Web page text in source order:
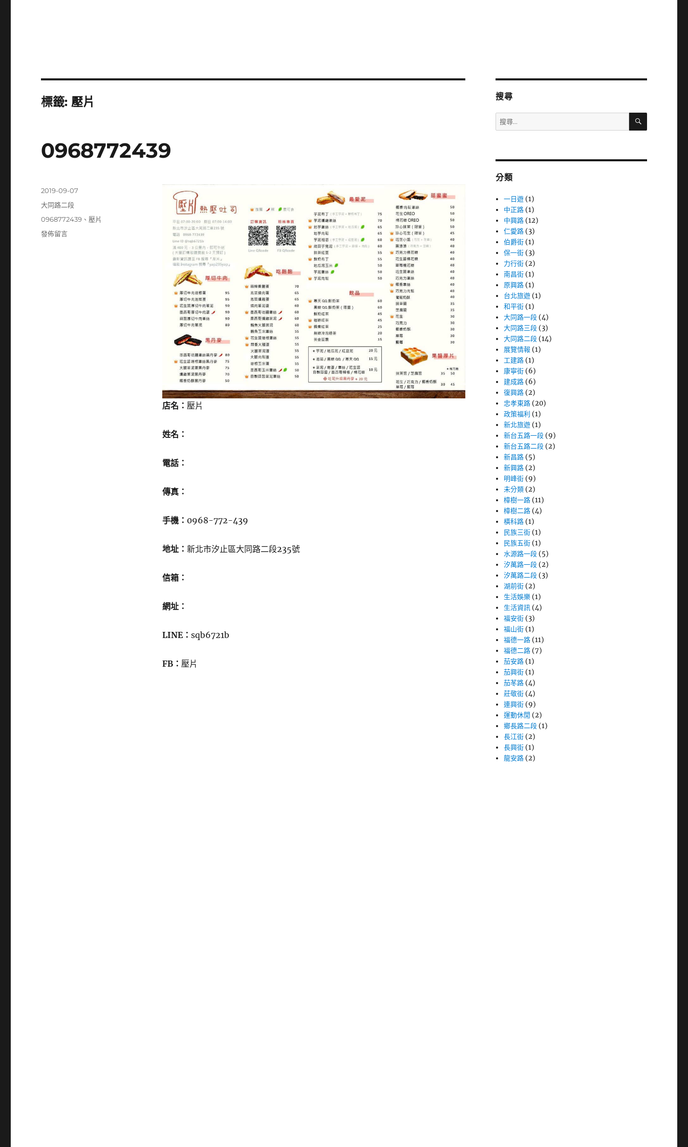
標籤: 壓片
0968772439
店名： 壓片
姓名：
電話：
傳真：
手機： 0968-772-439
地址： 新北市汐止區大同路二段235號
信箱：
網址：
LINE： sqb6721b
FB： 壓片
發
佈
期:
2019-09-07
分
大同路二段
標
籤
0968772439 、 壓片
在
發佈留言
搜尋
搜
尋
字:
搜
分類
一日遊 (1)
中正路 (1)
中興路 (12)
仁愛路 (3)
伯爵街 (1)
保一街 (3)
力行街 (2)
南昌街 (1)
原興路 (1)
台北旅遊 (1)
和平街 (1)
大同路一段 (4)
大同路三段 (3)
大同路二段 (14)
展覽情報 (1)
工建路 (1)
康寧街 (6)
建成路 (6)
復興路 (2)
忠孝東路 (20)
政策福利 (1)
新北旅遊 (1)
新台五路一段 (9)
新台五路二段 (2)
新昌路 (5)
新興路 (2)
明峰街 (9)
未分類 (2)
樟樹一路 (11)
樟樹二路 (4)
橫科路 (1)
民族三街 (1)
民族五街 (1)
水源路一段 (5)
汐萬路一段 (2)
汐萬路二段 (3)
湖前街 (2)
生活娛樂 (1)
生活資訊 (4)
福安街 (3)
福山街 (1)
福德一路 (11)
福德二路 (7)
茄安路 (1)
茄興街 (1)
茄苳路 (4)
莊敬街 (4)
連興街 (9)
運動休閒 (2)
鄉長路二段 (1)
長江街 (2)
長興街 (1)
龍安路 (2)